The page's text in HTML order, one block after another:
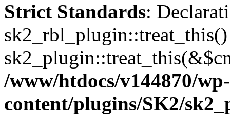
Strict Standards:
/www/htdocs/v144870/wp-
content/plugins/SK2/